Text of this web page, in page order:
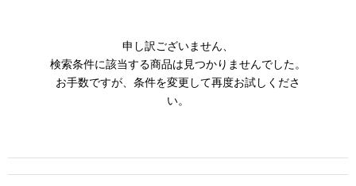
申し訳ございません、
検索条件に該当する商品は見つかりませんでした。
お手数ですが、条件を変更して再度お試しくださ
い。